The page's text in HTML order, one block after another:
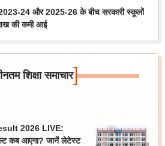
24 और 2025-26 के बीच सरकारी स्कूलों
की कमी आई
शिक्षा समाचार]
2026 LIVE:
कब आएगा? जानें लेटेस्ट